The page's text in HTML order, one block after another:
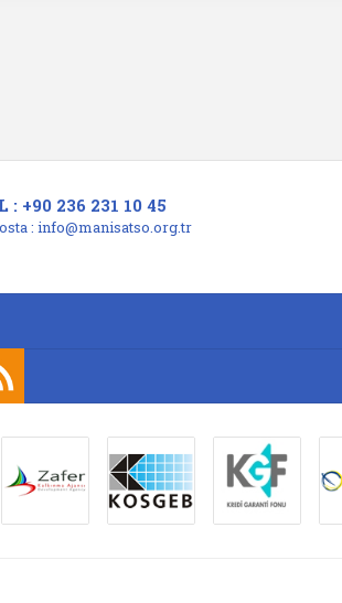
: +90 236 231 10 45
: info@manisatso.org.tr